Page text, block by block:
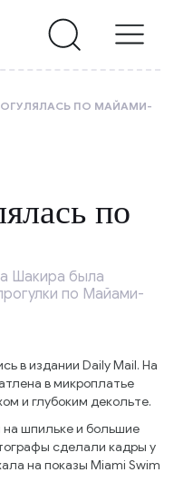
ПО МАЙАМИ-
по
Шакира была
по Майами-
в издании Daily Mail. На
в микроплатье
и глубоким декольте.
шпильке и большие
сделали кадры у
на показы Miami Swim